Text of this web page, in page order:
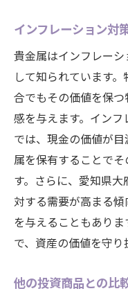
インフレーション対
貴金属はインフレー
して知られています
合でもその価値を保
感を与えます。イン
では、現金の価値が
属を保有することで
す。さらに、愛知県
対する需要が高まる
を与えることもあり
で、資産の価値を守り
他の投資商品との比